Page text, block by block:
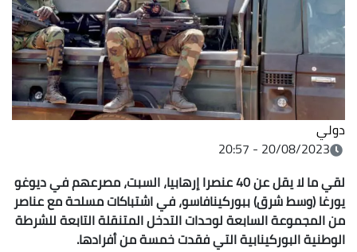
دولي
20/08/2023 - 20:57
لقي ما لا يقل عن 40 عنصرا إرهابيا،
السبت، مصرعهم في ديوغو
يورغا (وسط شرق) ببوركينافاسو، في اشتباكات مسلحة مععناصر
من المجموعة السابعة لوحدات التدخل المتنقلة التابعة للشرطة
الوطنيةالبوركينابية التي فقدت خمسة من أفرادها.